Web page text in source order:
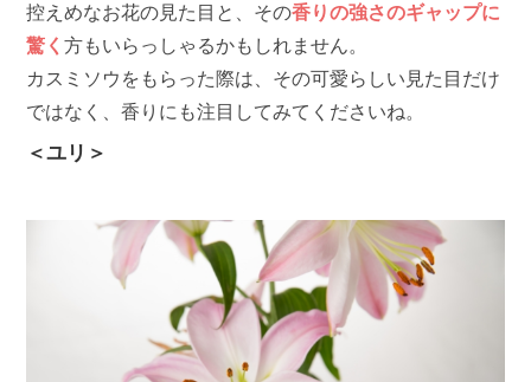
控えめなお花の見た目と、その香りの強さのギャップに
驚く方もいらっしゃるかもしれません。
カスミソウをもらった際は、その可愛らしい見た目だけ
ではなく、香りにも注目してみてくださいね。
＜ユリ＞